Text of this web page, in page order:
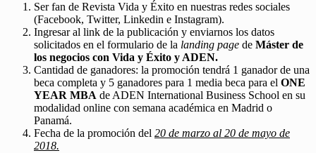
Ser fan de Revista Vida y Éxito en nuestras redes sociales
(Facebook, Twitter, Linkedin e Instagram).
Ingresar al link de la publicación y enviarnos los datos
solicitados en el formulario de la landing page de Máster de
los negocios con Vida y Éxito y ADEN.
Cantidad de ganadores: la promoción tendrá 1 ganador de una
beca completa y 5 ganadores para 1 media beca para el ONE
YEAR MBA de ADEN International Business School en su
modalidad online con semana académica en Madrid o
Panamá.
Fecha de la promoción del 20 de marzo al 20 de mayo de
2018.